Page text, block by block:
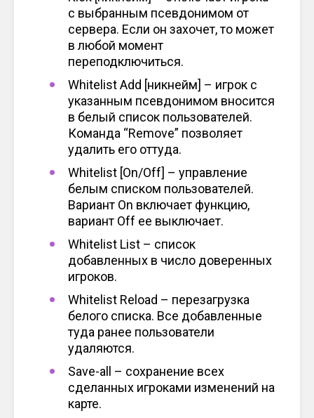
с выбранным псевдонимом от
сервера. Если он захочет, то может
в любой момент
переподключиться.
Whitelist Add [никнейм] – игрок с
указанным псевдонимом вносится
в белый список пользователей.
Команда “Remove” позволяет
удалить его оттуда.
Whitelist [On/Off] – управление
белым списком пользователей.
Вариант On включает функцию,
вариант Off ее выключает.
Whitelist List – список
добавленных в число доверенных
игроков.
Whitelist Reload – перезагрузка
белого списка. Все добавленные
туда ранее пользователи
удаляются.
Save-all – сохранение всех
сделанных игроками изменений на
карте.